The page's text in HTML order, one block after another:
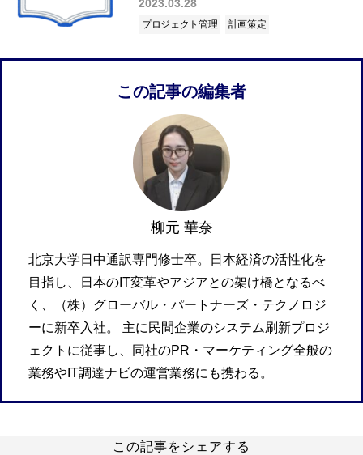
2023.03.28
プロジェクト管理 計画策定
この記事の編集者
柳元 華奈
北京大学日中通訳専門修士卒。日本経済の活性化を
目指し、日本のIT変革やアジアとの架け橋となるべ
く、（株）グローバル・パートナーズ・テクノロジ
ーに新卒入社。 主に民間企業のシステム刷新プロジ
ェクトに従事し、同社のPR・マーケティング全般の
業務やIT調達ナビの運営業務にも携わる。
この記事をシェアする